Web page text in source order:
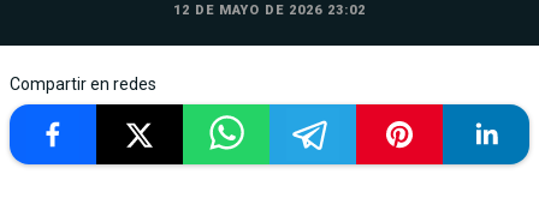
12 DE MAYO DE 2026 23:02
Compartir en redes